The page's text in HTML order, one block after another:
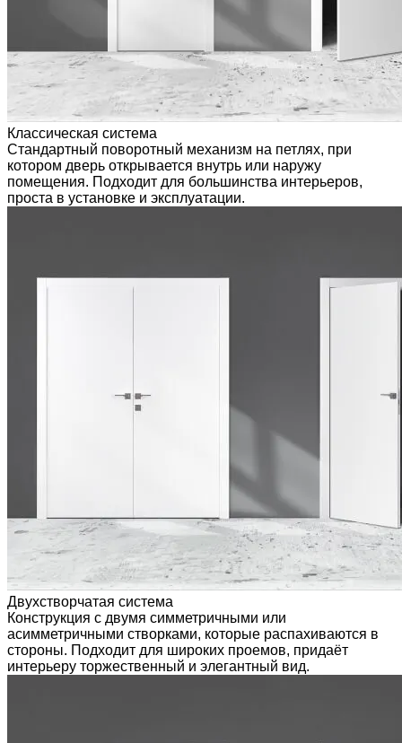
Классическая система
Стандартный поворотный механизм на петлях, при
котором дверь открывается внутрь или наружу
помещения. Подходит для большинства интерьеров,
проста в установке и эксплуатации.
Двухстворчатая система
Конструкция с двумя симметричными или
асимметричными створками, которые распахиваются в
стороны. Подходит для широких проемов, придаёт
интерьеру торжественный и элегантный вид.